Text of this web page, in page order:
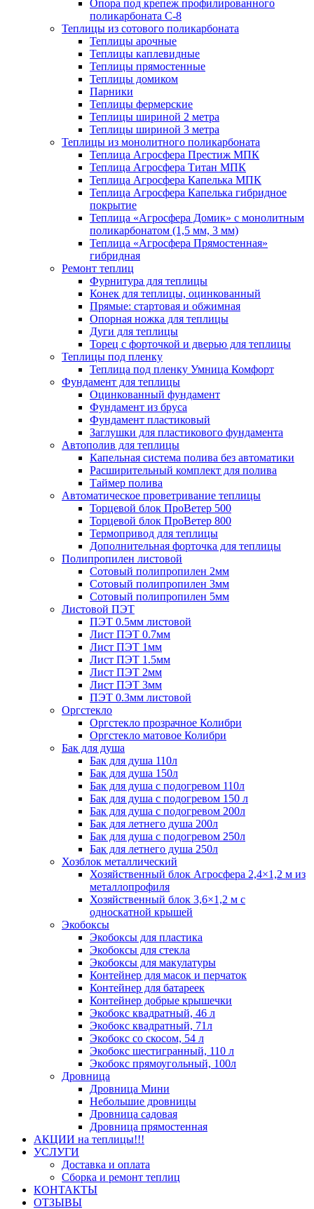
Опора под крепеж профилированного
поликарбоната С-8
Теплицы из сотового поликарбоната
Теплицы арочные
Теплицы каплевидные
Теплицы прямостенные
Теплицы домиком
Парники
Теплицы фермерские
Теплицы шириной 2 метра
Теплицы шириной 3 метра
Теплицы из монолитного поликарбоната
Теплица Агросфера Престиж МПК
Теплица Агросфера Титан МПК
Теплица Агросфера Капелька МПК
Теплица Агросфера Капелька гибридное
покрытие
Теплица «Агросфера Домик» с монолитным
поликарбонатом (1,5 мм, 3 мм)
Теплица «Агросфера Прямостенная»
гибридная
Ремонт теплиц
Фурнитура для теплицы
Конек для теплицы, оцинкованный
Прямые: стартовая и обжимная
Опорная ножка для теплицы
Дуги для теплицы
Торец с форточкой и дверью для теплицы
Теплицы под пленку
Теплица под пленку Умница Комфорт
Фундамент для теплицы
Оцинкованный фундамент
Фундамент из бруса
Фундамент пластиковый
Заглушки для пластикового фундамента
Автополив для теплицы
Капельная система полива без автоматики
Расширительный комплект для полива
Таймер полива
Автоматическое проветривание теплицы
Торцевой блок ПроВетер 500
Торцевой блок ПроВетер 800
Термопривод для теплицы
Дополнительная форточка для теплицы
Полипропилен листовой
Сотовый полипропилен 2мм
Сотовый полипропилен 3мм
Сотовый полипропилен 5мм
Листовой ПЭТ
ПЭТ 0.5мм листовой
Лист ПЭТ 0.7мм
Лист ПЭТ 1мм
Лист ПЭТ 1.5мм
Лист ПЭТ 2мм
Лист ПЭТ 3мм
ПЭТ 0.3мм листовой
Оргстекло
Оргстекло прозрачное Колибри
Оргстекло матовое Колибри
Бак для душа
Бак для душа 110л
Бак для душа 150л
Бак для душа с подогревом 110л
Бак для душа с подогревом 150 л
Бак для душа с подогревом 200л
Бак для летнего душа 200л
Бак для душа с подогревом 250л
Бак для летнего душа 250л
Хозблок металлический
Хозяйственный блок Агросфера 2,4×1,2 м из
металлопрофиля
Хозяйственный блок 3,6×1,2 м с
односкатной крышей
Экобоксы
Экобоксы для пластика
Экобоксы для стекла
Экобоксы для макулатуры
Контейнер для масок и перчаток
Контейнер для батареек
Контейнер добрые крышечки
Экобокс квадратный, 46 л
Экобокс квадратный, 71л
Экобокс со скосом, 54 л
Экобокс шестигранный, 110 л
Экобокс прямоугольный, 100л
Дровница
Дровница Мини
Небольшие дровницы
Дровница садовая
Дровница прямостенная
АКЦИИ на теплицы!!!
УСЛУГИ
Доставка и оплата
Сборка и ремонт теплиц
КОНТАКТЫ
ОТЗЫВЫ